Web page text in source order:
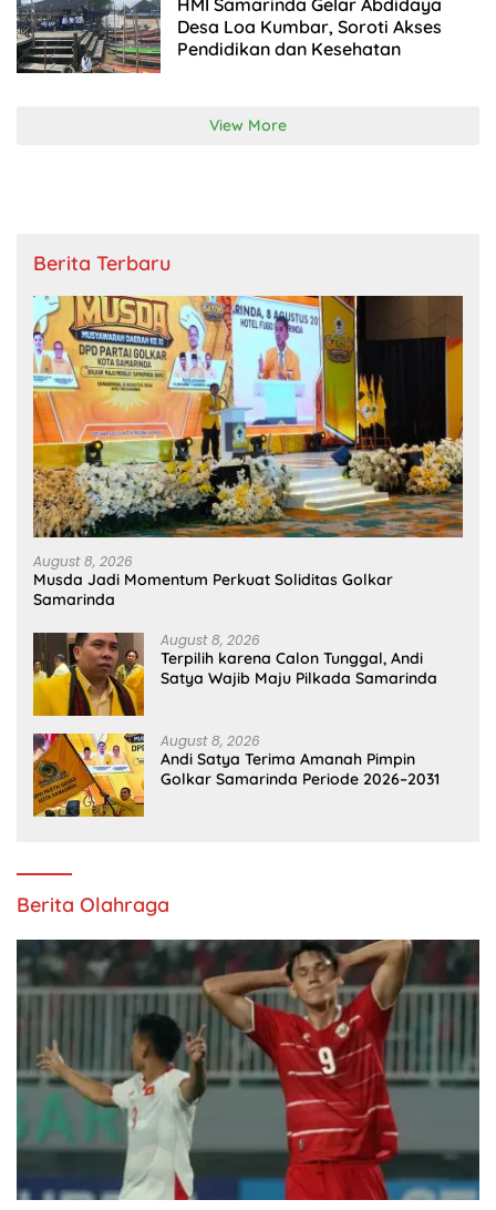
HMI Samarinda Gelar Abdidaya
Desa Loa Kumbar, Soroti Akses
Pendidikan dan Kesehatan
View More
Berita Terbaru
August 8, 2026
Musda Jadi Momentum Perkuat Soliditas Golkar
Samarinda
August 8, 2026
Terpilih karena Calon Tunggal, Andi
Satya Wajib Maju Pilkada Samarinda
August 8, 2026
Andi Satya Terima Amanah Pimpin
Golkar Samarinda Periode 2026–2031
Berita Olahraga